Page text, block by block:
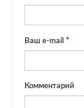
Ваш e-mail
Комментарий